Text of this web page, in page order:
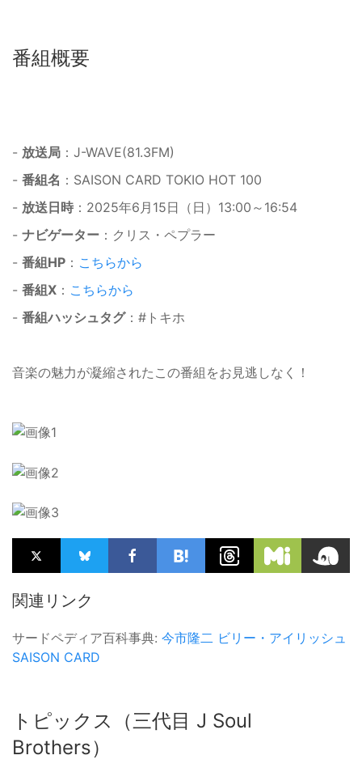
番組概要
- 放送局 ：J-WAVE(81.3FM)
- 番組名 ：SAISON CARD TOKIO HOT 100
- 放送日時：2025年6月15日（日）13:00～16:54
- ナビゲーター ：クリス・ペプラー
- 番組HP ： こちらから
- 番組X ： こちらから
- 番組ハッシュタグ：#トキホ
音楽の魅力が凝縮されたこの番組をお見逃しなく！
関連リンク
サードペディア百科事典: 今市隆二 ビリー・アイリッシュ
SAISON CARD
トピックス（三代目 J Soul
Brothers）